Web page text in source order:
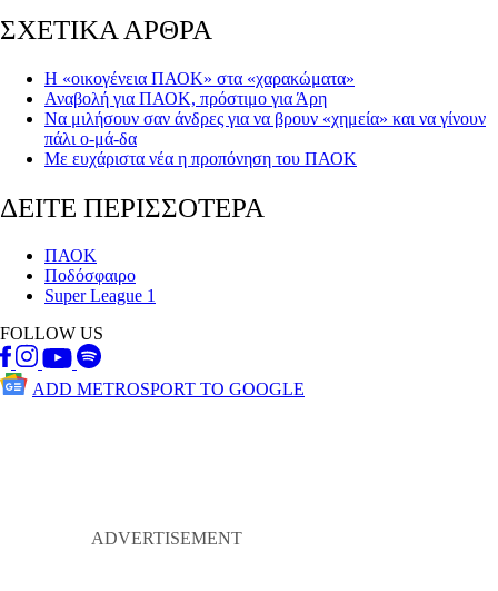
ΣΧΕΤΙΚΑ ΑΡΘΡΑ
Η «οικογένεια ΠΑΟΚ» στα «χαρακώματα»
Αναβολή για ΠΑΟΚ, πρόστιμο για Άρη
Να μιλήσουν σαν άνδρες για να βρουν «χημεία» και να γίνουν
πάλι ο-μά-δα
Με ευχάριστα νέα η προπόνηση του ΠΑΟΚ
ΔΕΙΤΕ ΠΕΡΙΣΣΟΤΕΡΑ
ΠΑΟΚ
Ποδόσφαιρο
Super League 1
FOLLOW US
ADD METROSPORT TO GOOGLE